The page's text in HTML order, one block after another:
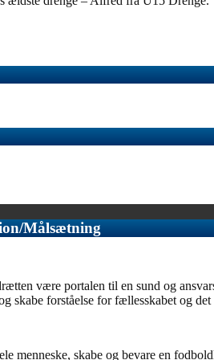
Målsætning
være portalen til en sund og
skabe forståelse for fællesskabet og
menneske, skabe og bevare en